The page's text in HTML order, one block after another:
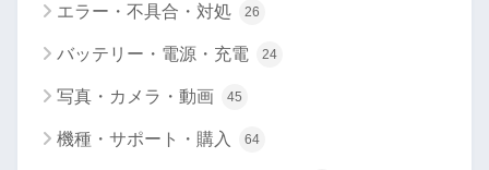
エラー・不具合・対処 26
バッテリー・電源・充電 24
写真・カメラ・動画 45
機種・サポート・購入 64